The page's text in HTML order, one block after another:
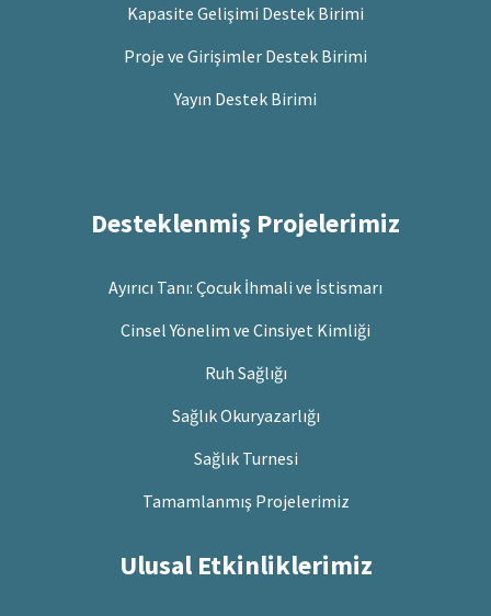
Kapasite Gelişimi Destek Birimi
Proje ve Girişimler Destek Birimi
Yayın Destek Birimi
Desteklenmiş Projelerimiz
Ayırıcı Tanı: Çocuk İhmali ve İstismarı
Cinsel Yönelim ve Cinsiyet Kimliği
Ruh Sağlığı
Sağlık Okuryazarlığı
Sağlık Turnesi
Tamamlanmış Projelerimiz
Ulusal Etkinliklerimiz